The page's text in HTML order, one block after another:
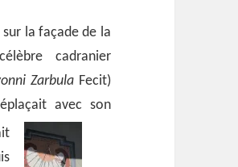
la façade de la
cadranier
Zarbula Fecit)
avec son